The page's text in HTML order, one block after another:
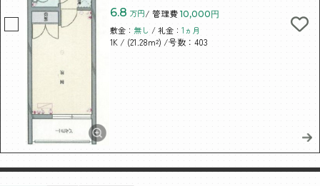
6.8 万円/ 管理費 10,000円
敷金： 無し / 礼金：1ヵ月
1K / (21.28m²) /号数：403